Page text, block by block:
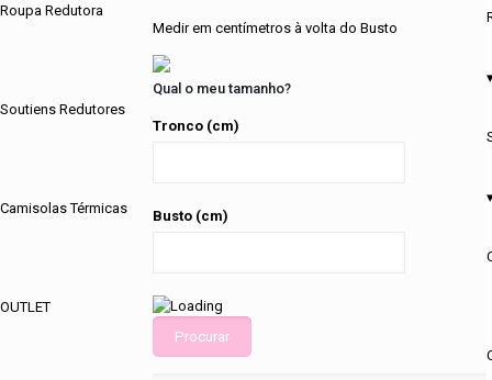
Roupa Redutora
Soutiens Redutores
Camisolas Térmicas
OUTLET
Medir em centímetros à volta do Busto
Qual o meu tamanho?
Tronco (cm)
Busto (cm)
Procurar